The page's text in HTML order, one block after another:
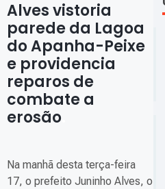
Alves vistoria
parede da Lagoa
do Apanha-Peixe
e providencia
reparos de
combate a
erosão
Na manhã desta terça-feira
17, o prefeito Juninho Alves, o